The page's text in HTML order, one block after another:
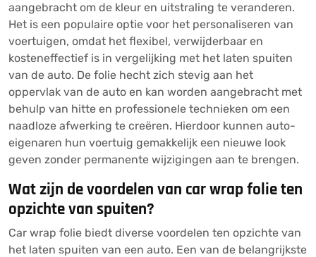
aangebracht om de kleur en uitstraling te veranderen.
Het is een populaire optie voor het personaliseren van
voertuigen, omdat het flexibel, verwijderbaar en
kosteneffectief is in vergelijking met het laten spuiten
van de auto. De folie hecht zich stevig aan het
oppervlak van de auto en kan worden aangebracht met
behulp van hitte en professionele technieken om een
naadloze afwerking te creëren. Hierdoor kunnen auto-
eigenaren hun voertuig gemakkelijk een nieuwe look
geven zonder permanente wijzigingen aan te brengen.
Wat zijn de voordelen van car wrap folie ten
opzichte van spuiten?
Car wrap folie biedt diverse voordelen ten opzichte van
het laten spuiten van een auto. Een van de belangrijkste